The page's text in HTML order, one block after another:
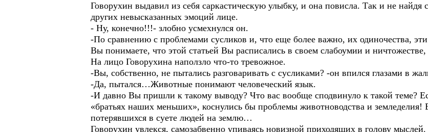
Говорухин выдавил из себя саркастическую улыбку, и она повисла. Так и не найдя
других невысказанных эмоций лице.
- Ну, конечно!!!- злобно усмехнулся он.
-По сравнению с проблемами сусликов и, что еще более важно, их одиночества,
Вы понимаете, что этой статьей Вы расписались в своем слабоумии и
На лицо Говорухина наползло что-то тревожное.
-Вы, собственно, не пытались разговаривать с сусликами? -он впился глазами в
-Да, пытался…Животные понимают человеческий язык.
-И давно Вы пришли к такому выводу? Что вас вообще сподвинуло к такой теме?
«братьях наших меньших», коснулись бы проблемы животноводства и земледелия!
потерявшихся в суете людей на землю…
Говорухин увлекся, самозабвенно упиваясь новизной приходящих в голову мыслей.